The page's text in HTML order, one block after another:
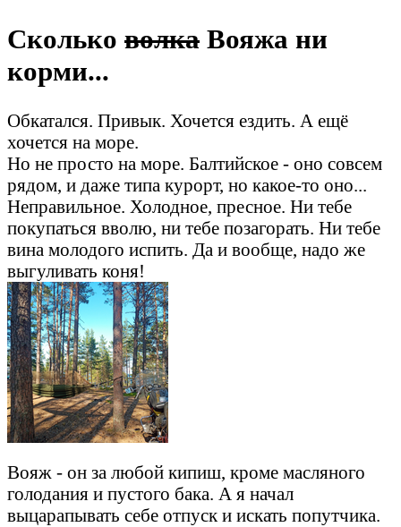
Сколько волка Вояжа ни
корми...
Обкатался. Привык. Хочется ездить. А ещё
хочется на море.
Но не просто на море. Балтийское - оно совсем
рядом, и даже типа курорт, но какое-то оно...
Неправильное. Холодное, пресное. Ни тебе
покупаться вволю, ни тебе позагорать. Ни тебе
вина молодого испить. Да и вообще, надо же
выгуливать коня!
Вояж - он за любой кипиш, кроме масляного
голодания и пустого бака. А я начал
выцарапывать себе отпуск и искать попутчика.